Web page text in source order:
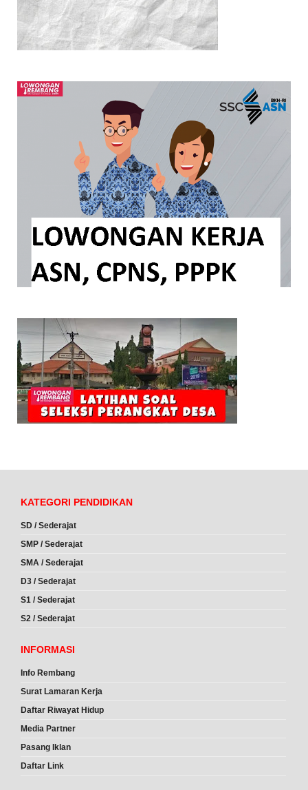
KATEGORI PENDIDIKAN
SD / Sederajat
SMP / Sederajat
SMA / Sederajat
D3 / Sederajat
S1 / Sederajat
S2 / Sederajat
INFORMASI
Info Rembang
Surat Lamaran Kerja
Daftar Riwayat Hidup
Media Partner
Pasang Iklan
Daftar Link